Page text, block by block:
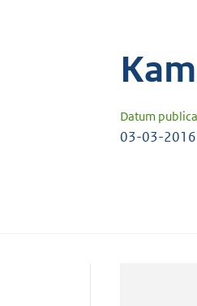
Datum
03-03-